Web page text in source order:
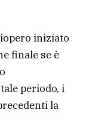
iniziato
finale se è
periodo, i
la